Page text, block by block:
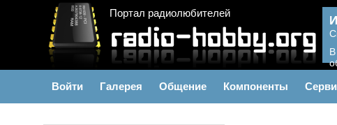
Портал радиолюбителей
Войти Галерея Общение Компоненты